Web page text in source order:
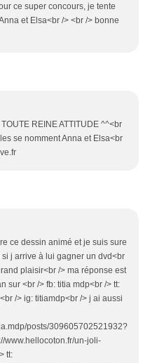
ce super concours, je tente
et Elsa<br /> <br /> bonne
REINE ATTITUDE ^^<br
se nomment Anna et Elsa<br
ce dessin animé et je suis sure
j arrive à lui gagner un dvd<br
plaisir<br /> ma réponse est
sur <br /> fb: titia mdp<br /> tt:
/> ig: titiamdp<br /> j ai aussi
posts/309605702521932?
www.hellocoton.fr/un-joli-
tt: